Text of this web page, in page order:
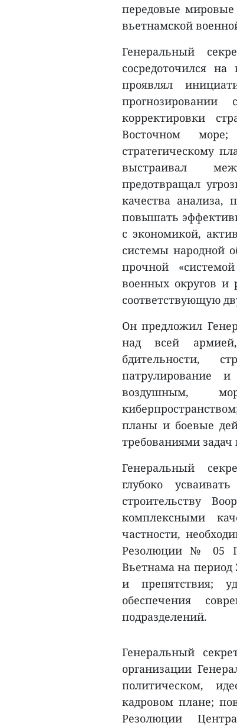
передовые
вьетнамской
Генеральный
сосредоточился
проявлял
корректировки
Восточном
стратегическому
выстраивал
предотвращал
качества анализа,
повышать
с экономикой,
системы народной
прочной
военных округов и
соответствующую
Он предложил
над всей
бдительности,
патрулирование
воздушным,
планы и боевые
требованиями
Генеральный
глубоко
строительству
комплексными
частности,
Резолюции № 05
Вьетнама на период
и препятствия;
обеспечения
подразделений.
Генеральный
организации
политическом,
кадровом плане;
Резолюции